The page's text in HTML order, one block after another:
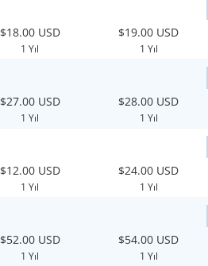
$18.00 USD
1 Yıl
$19.00 USD
1 Yıl
$27.00 USD
1 Yıl
$28.00 USD
1 Yıl
$12.00 USD
1 Yıl
$24.00 USD
1 Yıl
$52.00 USD
1 Yıl
$54.00 USD
1 Yıl